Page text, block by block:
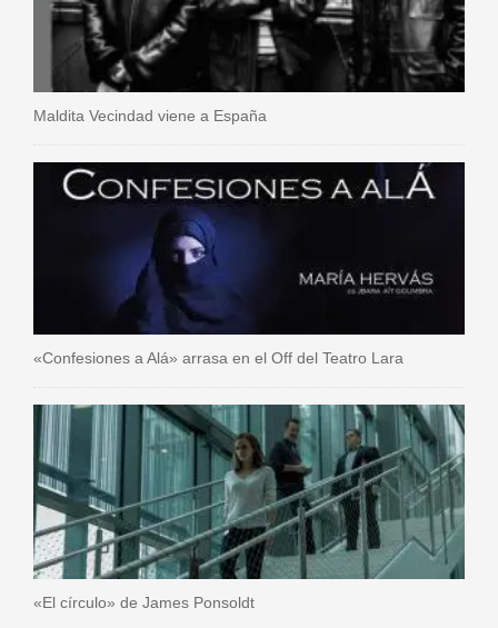
Maldita Vecindad viene a España
«Confesiones a Alá» arrasa en el Off del Teatro Lara
«El círculo» de James Ponsoldt